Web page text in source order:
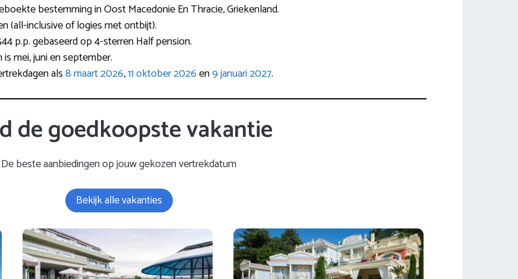
bestemming in Oost Macedonie En Thracie, Griekenland.
(all-inclusive of logies met ontbijt).
p.p. gebaseerd op 4-sterren Half pension.
mei, juni en september.
als8 maart 2026,11 oktober 2026en9 januari 2027.
de goedkoopste vakantie
De beste aanbiedingen op jouw gekozen vertrekdatum
Bekijk alle vakanties